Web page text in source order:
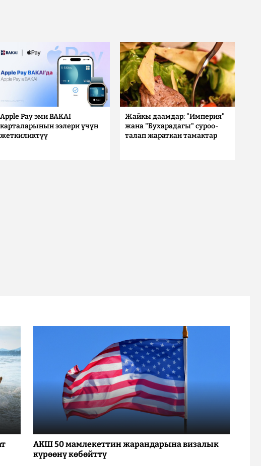
Apple Pay эми BAKAI
карталарынын ээлери үчүн
жеткиликтүү
Жайкы даамдар: "Империя"
жана "Бухарадагы" суроо-
талап жараткан тамактар
АКШ 50 мамлекеттин жарандарына визалык
күрөөнү көбөйттү